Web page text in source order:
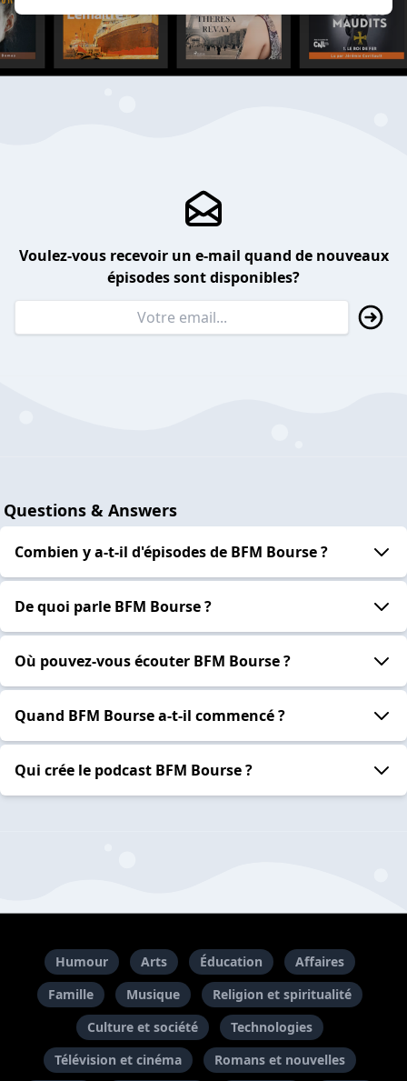
Voulez-vous recevoir un e-mail quand de nouveaux
épisodes sont disponibles?
Questions & Answers
Combien y a-t-il d'épisodes de BFM Bourse ?
De quoi parle BFM Bourse ?
Où pouvez-vous écouter BFM Bourse ?
Quand BFM Bourse a-t-il commencé ?
Qui crée le podcast BFM Bourse ?
Humour Arts Éducation
Affaires
Famille
Musique
Religion et spiritualité
Culture et société
Technologies
Télévision et cinéma
Romans et nouvelles